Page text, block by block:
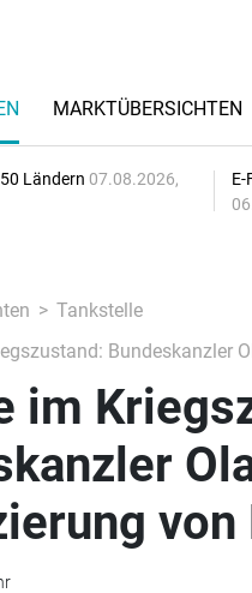
MARKTÜBERSICHTEN
Ländern 07.08.2026,
Tankstelle
Bundeskanzler
im
von